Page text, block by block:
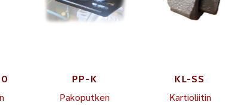
PP-K
Pakoputken
KL-SS
Kartioliitin